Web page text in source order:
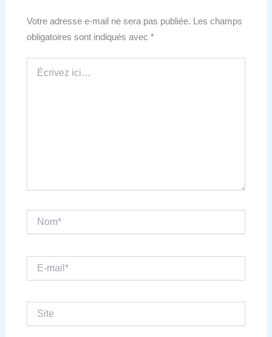
Votre adresse e-mail ne sera pas publiée. Les champs
obligatoires sont indiqués avec*
ici…
Nom*
mail*
Site